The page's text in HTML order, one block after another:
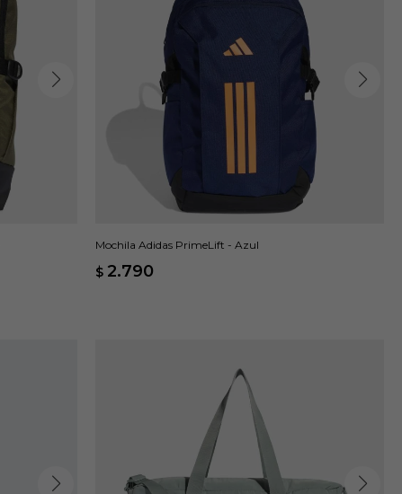
Mochila Adidas PrimeLift - Azul
$ 2.790